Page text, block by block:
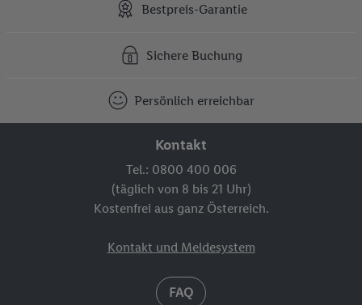
Bestpreis-Garantie
Sichere Buchung
Persönlich erreichbar
Kontakt
Tel.: 0800 400 006
(täglich von 8 bis 21 Uhr)
Kostenfrei aus ganz Österreich.
Kontakt und Meldesystem
FAQ